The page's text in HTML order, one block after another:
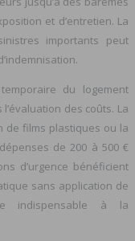
et d’entretien. La
importants peut
du logement
des coûts. La
de films plastiques ou la
de 200 à 500 €
d’urgence bénéficient
sans application de
indispensable à la